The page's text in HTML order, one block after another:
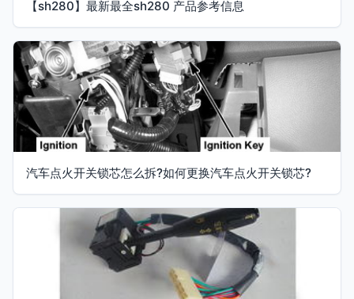
【sh280】最新最全sh280 产品参考信息
汽车点火开关锁芯怎么拆?如何更换汽车点火开关锁芯?